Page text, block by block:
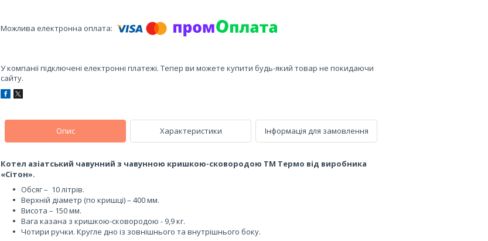
У компанії підключені електронні платежі. Тепер ви можете купити будь-який товар не покидаючи
сайту.
Опис Характеристики Інформація для замовлення
Котел азіатський чавунний з чавунною кришкою-сковородою ТМ Термо від виробника
«Сітон».
Обсяг – 10 літрів.
Верхній діаметр (по кришці) – 400 мм.
Висота – 150 мм.
Вага казана з кришкою-сковородою - 9,9 кг.
Чотири ручки. Кругле дно із зовнішнього та внутрішнього боку.